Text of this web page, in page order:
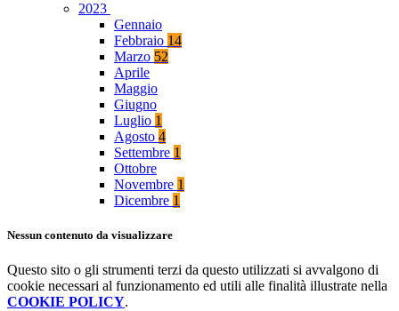
2023
Gennaio
Febbraio 14
Marzo 52
Aprile
Maggio
Giugno
Luglio 1
Agosto 4
Settembre 1
Ottobre
Novembre 1
Dicembre 1
Nessun contenuto da visualizzare
Questo sito o gli strumenti terzi da questo utilizzati si avvalgono di
cookie necessari al funzionamento ed utili alle finalità illustrate nella
COOKIE POLICY.